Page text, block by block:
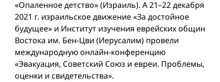
«Опаленное детство» (Израиль). А 21–22 декабря
2021 г. израильское движение «За достойное
будущее» и Институт изучения еврейских общин
Востока им. Бен-Цви (Иерусалим) провели
международную онлайн-конференцию
«Эвакуация, Советский Союз и евреи. Проблемы,
оценки и свидетельства».